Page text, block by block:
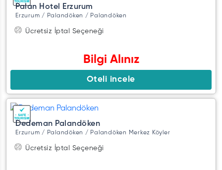
Palan Hotel Erzurum
Erzurum / Palandöken / Palandöken
Ücretsiz İptal Seçeneği
Bilgi Alınız
Oteli incele
Dedeman Palandöken
Erzurum / Palandöken / Palandöken Merkez Köyler
Ücretsiz İptal Seçeneği